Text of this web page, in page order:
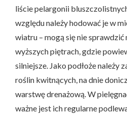
liście pelargonii
względu należy hodować je w
wiatru – mogą się nie sprawdzić
wyższych piętrach, gdzie
silniejsze. Jako podłoże należy
roślin kwitnących, na dnie
warstwę drenażową. W
ważne jest ich regularne